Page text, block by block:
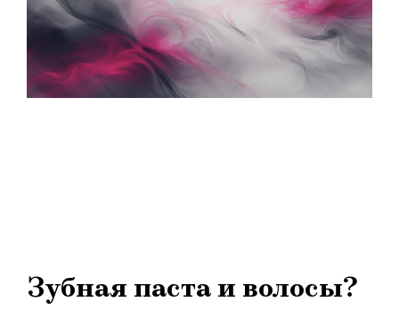
Зубная паста и волосы?